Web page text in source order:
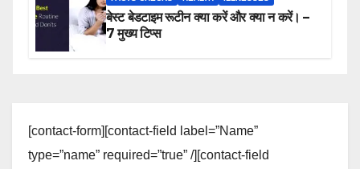
बेस्ट बेडटाइम रूटीन क्या करें और क्या न करें। –
7 मुख्य टिप्स
[contact-form][contact-field label=”Name”
type=”name” required=”true” /][contact-field